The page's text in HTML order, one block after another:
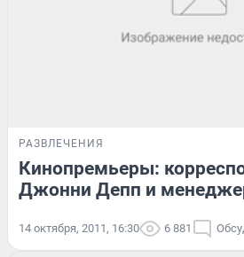
РАЗВЛЕЧЕНИЯ
Кинопремьеры:
Джонни Депп и
14 октября, 2011, 16:30 6 881